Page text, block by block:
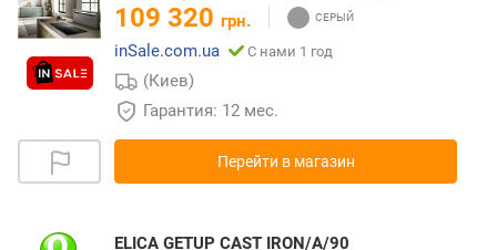
109 320 грн.
inSale.com.ua
С нами 1 год
(Киев)
Гарантия: 12 мес.
Перейти в магазин
ELICA GETUP CAST IRON/A/90